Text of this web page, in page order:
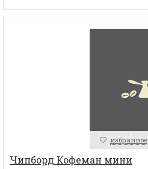
избранное
Чипборд Кофеман мини